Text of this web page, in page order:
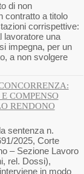
di non
contratto a titolo
corrispettive:
lavoratore una
impegna, per un
a non svolgere
COMPENSO
RENDONO
sentenza n.
2025, Corte
– Sezione Lavoro
rel. Dossi),
in modo